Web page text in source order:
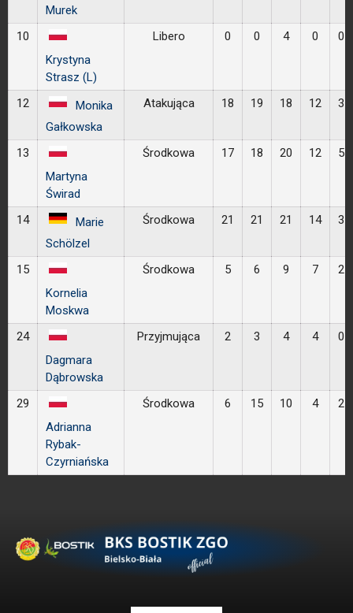
Murek
10
Krystyna
Strasz (L)
Libero 0 0 4 0 0
12
Monika
Gałkowska
Atakująca 18 19 18 12 3
13
Martyna
Świrad
Środkowa 17 18 20 12 5
14
Marie
Schölzel
Środkowa 21 21 21 14 3
15
Kornelia
Moskwa
Środkowa 5 6 9 7 2
24
Dagmara
Dąbrowska
Przyjmująca 2 3 4 4 0
29
Adrianna
Rybak-
Czyrniańska
Środkowa 6 15 10 4 2